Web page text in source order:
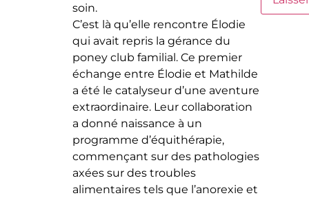
soin.
C’est là qu’elle rencontre Élodie
qui avait repris la gérance du
poney club familial. Ce premier
échange entre Élodie et Mathilde
a été le catalyseur d’une aventure
extraordinaire. Leur collaboration
a donné naissance à un
programme d’équithérapie,
commençant sur des pathologies
axées sur des troubles
alimentaires tels que l’anorexie et